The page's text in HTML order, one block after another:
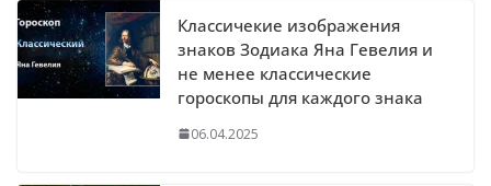
Классичекие изображения
знаков Зодиака Яна Гевелия и
не менее классические
гороскопы для каждого знака
06.04.2025